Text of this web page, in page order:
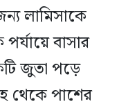
লামিসাকে
বাসার
জুতা পড়ে
থেকে পাশের